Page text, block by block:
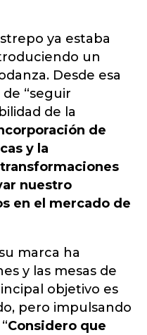
ya estaba
un
Desde esa
“seguir
de la
de
y la
nuestro
en el mercado de
marca ha
y las mesas de
objetivo es
pero impulsando
Considero que